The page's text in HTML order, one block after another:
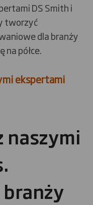
DS Smith i
tworzyć
dla branży
półce.
ekspertami
naszymi